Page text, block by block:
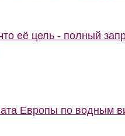
её цель - полный
Европы по водным